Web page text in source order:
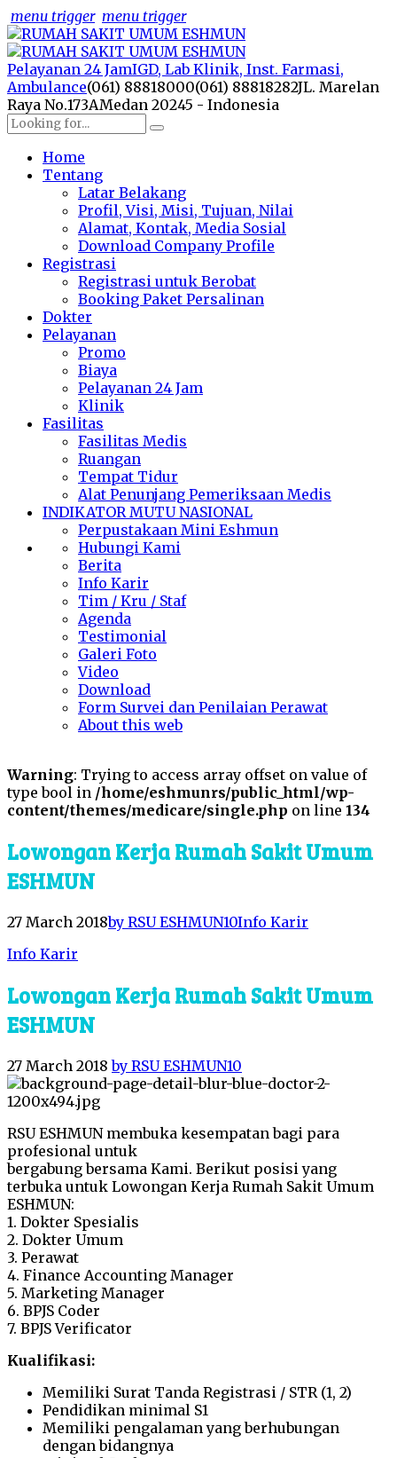
menu trigger menu trigger
Pelayanan 24 JamIGD, Lab Klinik, Inst. Farmasi,
Ambulance(061) 88818000(061) 88818282JL. Marelan
Raya No.173AMedan 20245 - Indonesia
Home
Tentang
Latar Belakang
Profil, Visi, Misi, Tujuan, Nilai
Alamat, Kontak, Media Sosial
Download Company Profile
Registrasi
Registrasi untuk Berobat
Booking Paket Persalinan
Dokter
Pelayanan
Promo
Biaya
Pelayanan 24 Jam
Klinik
Fasilitas
Fasilitas Medis
Ruangan
Tempat Tidur
Alat Penunjang Pemeriksaan Medis
INDIKATOR MUTU NASIONAL
Perpustakaan Mini Eshmun
Hubungi Kami
Berita
Info Karir
Tim / Kru / Staf
Agenda
Testimonial
Galeri Foto
Video
Download
Form Survei dan Penilaian Perawat
About this web
Warning: Trying to access array offset on value of
type bool in /home/eshmunrs/public_html/wp-
content/themes/medicare/single.php on line 134
Lowongan Kerja Rumah Sakit Umum
ESHMUN
27 March 2018by RSU ESHMUN10Info Karir
Info Karir
Lowongan Kerja Rumah Sakit Umum
ESHMUN
27 March 2018by RSU ESHMUN10
RSU ESHMUN membuka kesempatan bagi para
profesional untuk
bergabung bersama Kami. Berikut posisi yang
terbuka untuk Lowongan Kerja Rumah Sakit Umum
ESHMUN:
1. Dokter Spesialis
2. Dokter Umum
3. Perawat
4. Finance Accounting Manager
5. Marketing Manager
6. BPJS Coder
7. BPJS Verificator
Kualifikasi:
Memiliki Surat Tanda Registrasi / STR (1, 2)
Pendidikan minimal S1
Memiliki pengalaman yang berhubungan
dengan bidangnya